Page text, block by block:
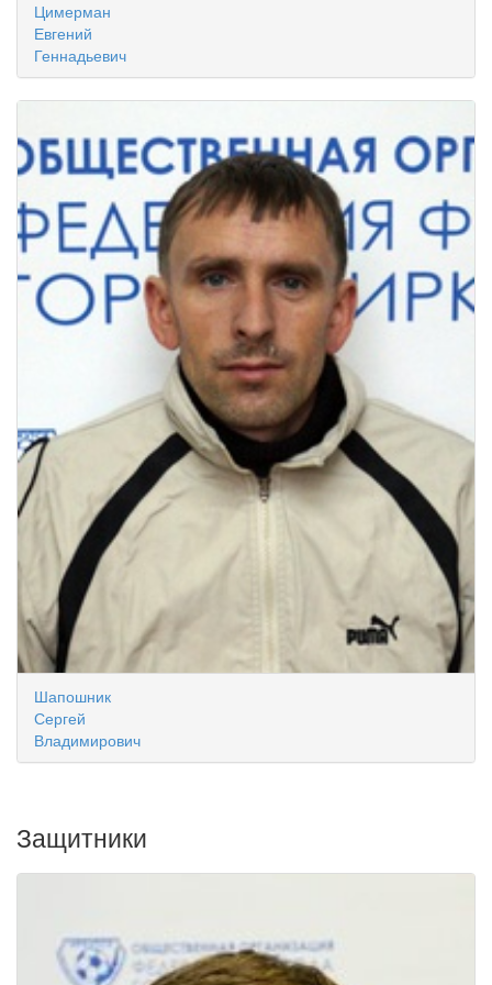
Цимерман
Евгений
Геннадьевич
Шапошник
Сергей
Владимирович
Защитники